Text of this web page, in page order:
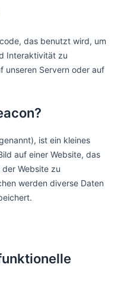
das benutzt wird, um
Interaktivität zu
unseren Servern oder auf
ist ein kleines
auf einer Website, das
Website zu
werden diverse Daten